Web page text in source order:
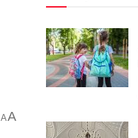
AA